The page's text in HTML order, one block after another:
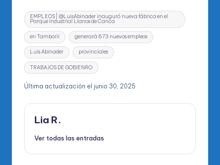
Etiquetas:
EMPLEOS | @LuisAbinader inauguró nueva fábrica en el
Parque Industrial Llanos de Canca
en Tamboril generará 673 nuevos empleos
Luis Abinader provinciales
TRABAJOS DE GOBIENRO
Última actualización el junio 30, 2025
Lia R.
Ver todas las entradas